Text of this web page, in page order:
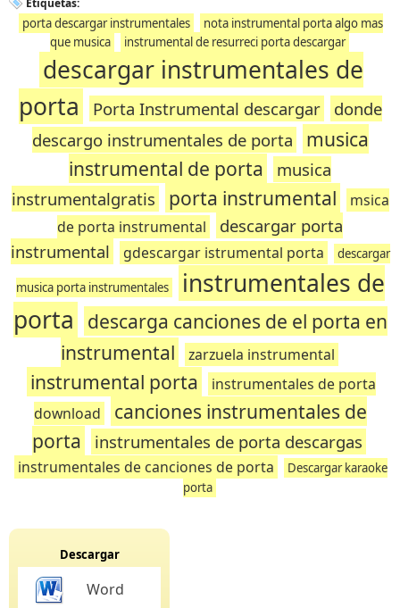
Etiquetas:
porta descargar instrumentales
nota instrumental porta algo mas
que musica
instrumental de resurreci porta descargar
descargar instrumentales de
porta
Porta Instrumental descargar
donde
descargo instrumentales de porta
musica
instrumental de porta
musica
instrumentalgratis
porta instrumental
msica
de porta instrumental
descargar porta
instrumental
gdescargar istrumental porta descargar
musica porta instrumentales
instrumentales de
porta
descarga canciones de el porta en
instrumental
zarzuela instrumental
instrumental porta
instrumentales de porta
download
canciones instrumentales de
porta
instrumentales de porta descargas
instrumentales de canciones de porta
Descargar karaoke
porta
Descargar
Word